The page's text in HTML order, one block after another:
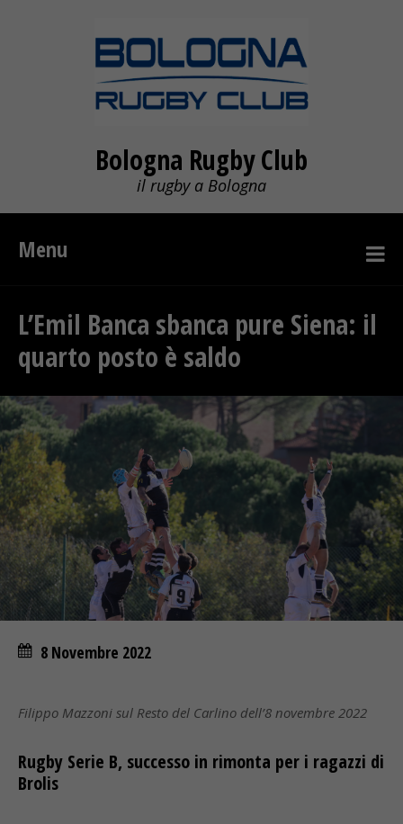
Bologna Rugby Club
il rugby a Bologna
Menu
L’Emil Banca sbanca pure Siena: il
quarto posto è saldo
8 Novembre 2022
Filippo Mazzoni sul Resto del Carlino dell’8 novembre 2022
Rugby Serie B, successo in rimonta per i ragazzi di
Brolis